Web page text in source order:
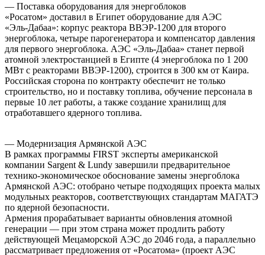
— Поставка оборудования для энергоблоков
«Росатом» доставил в Египет оборудование для АЭС
«Эль‑Дабаа»: корпус реактора ВВЭР‑1200 для второго
энергоблока, четыре парогенератора и компенсатор давления
для первого энергоблока. АЭС «Эль‑Дабаа» станет первой
атомной электростанцией в Египте (4 энергоблока по 1 200
МВт с реакторами ВВЭР‑1200), строится в 300 км от Каира.
Российская сторона по контракту обеспечит не только
строительство, но и поставку топлива, обучение персонала в
первые 10 лет работы, а также создание хранилищ для
отработавшего ядерного топлива.
— Модернизация Армянской АЭС
В рамках программы FIRST эксперты американской
компании Sargent & Lundy завершили предварительное
технико‑экономическое обоснование замены энергоблока
Армянской АЭС: отобрано четыре подходящих проекта малых
модульных реакторов, соответствующих стандартам МАГАТЭ
по ядерной безопасности.
Армения прорабатывает варианты обновления атомной
генерации — при этом страна может продлить работу
действующей Мецаморской АЭС до 2046 года, а параллельно
рассматривает предложения от «Росатома» (проект АЭС